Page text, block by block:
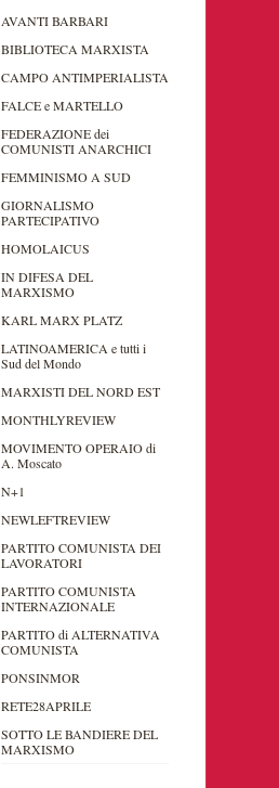
AVANTI BARBARI
BIBLIOTECA MARXISTA
CAMPO ANTIMPERIALISTA
FALCE e MARTELLO
FEDERAZIONE dei
COMUNISTI ANARCHICI
FEMMINISMO A SUD
GIORNALISMO
PARTECIPATIVO
HOMOLAICUS
IN DIFESA DEL
MARXISMO
KARL MARX PLATZ
LATINOAMERICA e tutti i
Sud del Mondo
MARXISTI DEL NORD EST
MONTHLYREVIEW
MOVIMENTO OPERAIO di
A. Moscato
N+1
NEWLEFTREVIEW
PARTITO COMUNISTA DEI
LAVORATORI
PARTITO COMUNISTA
INTERNAZIONALE
PARTITO di ALTERNATIVA
COMUNISTA
PONSINMOR
RETE28APRILE
SOTTO LE BANDIERE DEL
MARXISMO